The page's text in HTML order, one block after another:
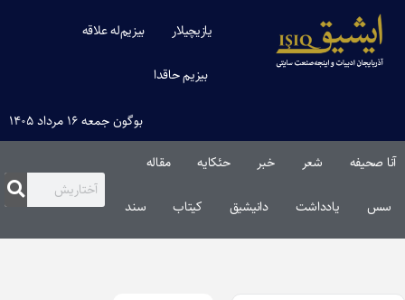
یازیچیلار بیزیم‌له علاقه
بیزیم حاقدا
بوگون جمعه ۱۶ مرداد ۱۴۰۵
آنا صحیفه شعر خبر حئکایه مقاله‌
سس یادداشت دانیشیق کیتاب سند